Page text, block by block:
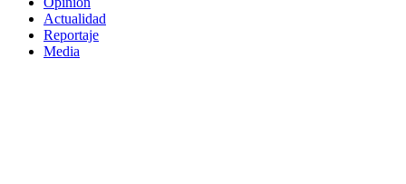
Actualidad
Reportaje
Media